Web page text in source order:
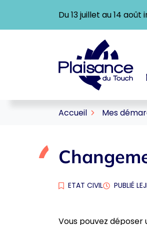
contenu
Du 13 juillet au 14
Logo
Accueil Mes
ETAT CIVIL PUBLIÉ LE
Vous pouvez